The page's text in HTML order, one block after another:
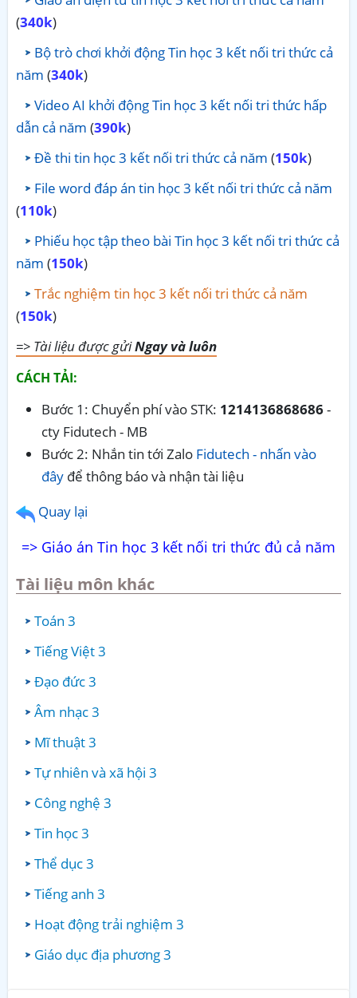
(340k)
Bộ trò chơi khởi động Tin học 3 kết nối tri thức cả
năm (340k)
Video AI khởi động Tin học 3 kết nối tri thức hấp
dẫn cả năm (390k)
Đề thi tin học 3 kết nối tri thức cả năm (150k)
File word đáp án tin học 3 kết nối tri thức cả năm
(110k)
Phiếu học tập theo bài Tin học 3 kết nối tri thức cả
năm (150k)
Trắc nghiệm tin học 3 kết nối tri thức cả năm
(150k)
=> Tài liệu được gửiNgay và luôn
CÁCH TẢI:
Bước 1: Chuyển phí vào STK: 1214136868686-
cty Fidutech - MB
Bước 2: Nhắn tin tới Zalo Fidutech - nhấn vào
đây để thông báo và nhận tài liệu
Quay lại
=> Giáo án Tin học 3 kết nối tri thức đủ cả năm
Tài liệu môn khác
Toán 3
Tiếng Việt 3
Đạo đức 3
Âm nhạc 3
Mĩ thuật 3
Tự nhiên và xã hội 3
Công nghệ 3
Tin học 3
Thể dục 3
Tiếng anh 3
Hoạt động trải nghiệm 3
Giáo dục địa phương 3